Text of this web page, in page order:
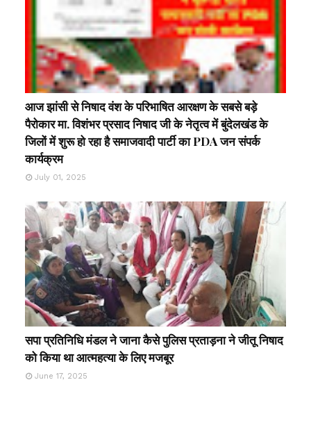
आज झांसी से निषाद वंश के परिभाषित आरक्षण के सबसे बड़े
पैरोकार मा. विशंभर प्रसाद निषाद जी के नेतृत्व में बुंदेलखंड के
जिलों में शुरू हो रहा है समाजवादी पार्टी का PDA जन संपर्क
कार्यक्रम
July 01, 2025
सपा प्रतिनिधि मंडल ने जाना कैसे पुलिस प्रताड़ना ने जीतू निषाद
को किया था आत्महत्या के लिए मजबूर
June 17, 2025